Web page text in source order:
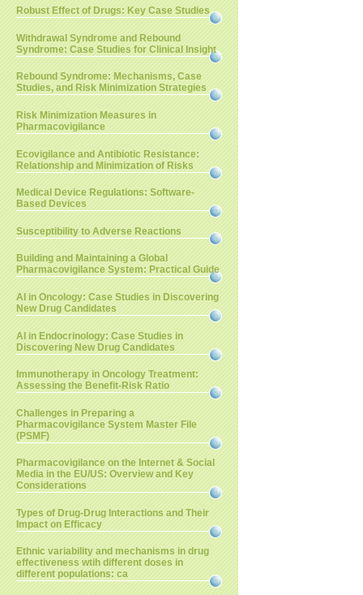
Robust Effect of Drugs: Key Case Studies
Withdrawal Syndrome and Rebound
Syndrome: Case Studies for Clinical Insight
Rebound Syndrome: Mechanisms, Case
Studies, and Risk Minimization Strategies
Risk Minimization Measures in
Pharmacovigilance
Ecovigilance and Antibiotic Resistance:
Relationship and Minimization of Risks
Medical Device Regulations: Software-
Based Devices
Susceptibility to Adverse Reactions
Building and Maintaining a Global
Pharmacovigilance System: Practical Guide
AI in Oncology: Case Studies in Discovering
New Drug Candidates
AI in Endocrinology: Case Studies in
Discovering New Drug Candidates
Immunotherapy in Oncology Treatment:
Assessing the Benefit-Risk Ratio
Challenges in Preparing a
Pharmacovigilance System Master File
(PSMF)
Pharmacovigilance on the Internet & Social
Media in the EU/US: Overview and Key
Considerations
Types of Drug-Drug Interactions and Their
Impact on Efficacy
Ethnic variability and mechanisms in drug
effectiveness wtih different doses in
different populations: ca